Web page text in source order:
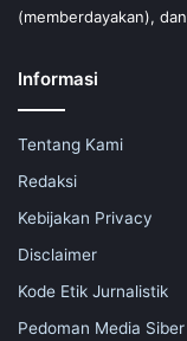
(memberdayakan), dan
Informasi
Tentang Kami
Redaksi
Kebijakan Privacy
Disclaimer
Kode Etik Jurnalistik
Pedoman Media Siber